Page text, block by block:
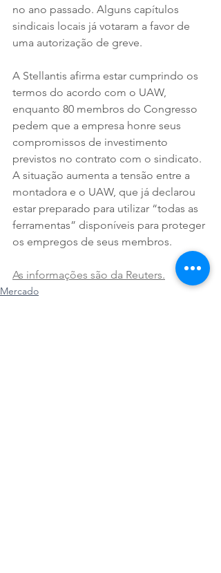
no ano passado. Alguns capítulos
sindicais locais já votaram a favor de
uma autorização de greve.
A Stellantis afirma estar cumprindo os
termos do acordo com o UAW,
enquanto 80 membros do Congresso
pedem que a empresa honre seus
compromissos de investimento
previstos no contrato com o sindicato.
A situação aumenta a tensão entre a
montadora e o UAW, que já declarou
estar preparado para utilizar “todas as
ferramentas” disponíveis para proteger
os empregos de seus membros.
As informações são da Reuters.
Mercado